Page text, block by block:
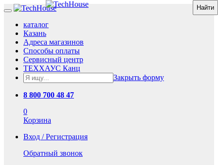
каталог
Казань
Адреса магазинов
Способы оплаты
Сервисный центр
ТЕХХАУС Канц
Закрыть форму
8 800 700 48 47
0
Корзина
Вход / Регистрация
Обратный звонок